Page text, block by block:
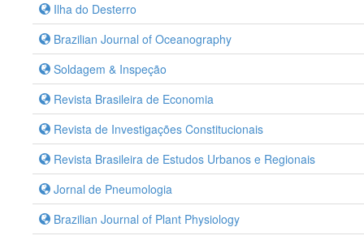
Ilha do Desterro
Brazilian Journal of Oceanography
Soldagem & Inspeção
Revista Brasileira de Economia
Revista de Investigações Constitucionais
Revista Brasileira de Estudos Urbanos e Regionais
Jornal de Pneumologia
Brazilian Journal of Plant Physiology